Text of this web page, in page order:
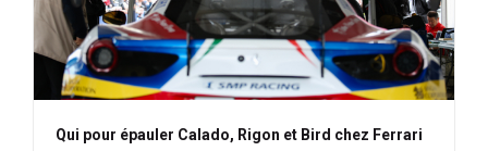
Qui pour épauler Calado, Rigon et Bird chez Ferrari